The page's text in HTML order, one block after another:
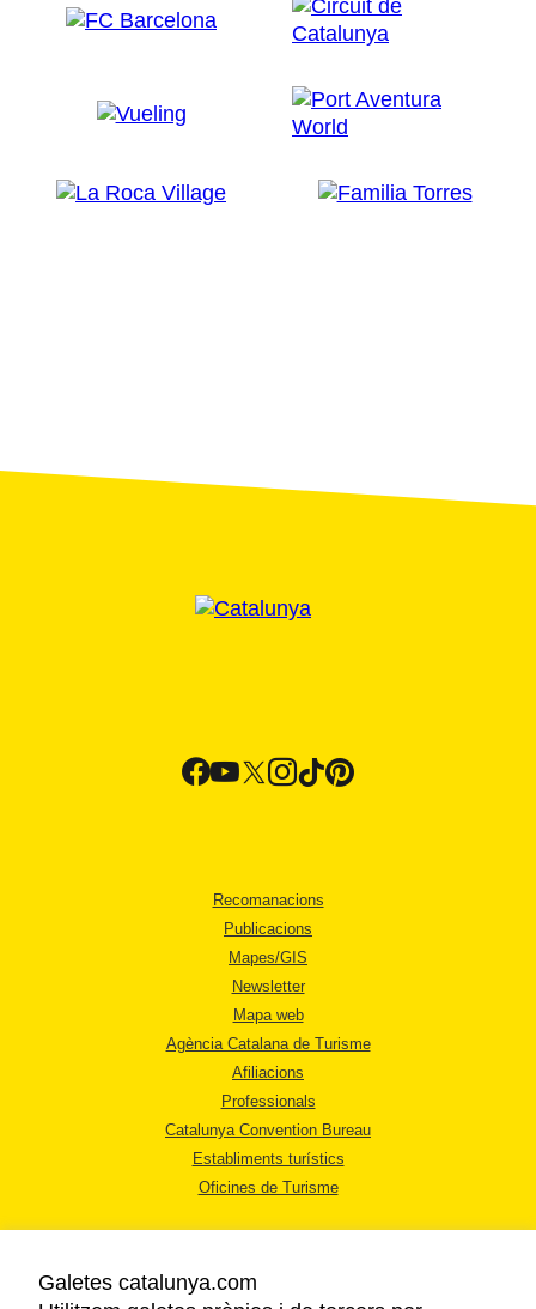
Recomanacions
Publicacions
Mapes/GIS
Newsletter
Mapa web
Agència Catalana de Turisme
Afiliacions
Professionals
Catalunya Convention Bureau
Establiments turístics
Oficines de Turisme
Galetes catalunya.com